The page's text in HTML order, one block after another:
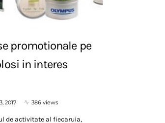
promotionale pe
in interes
2017 386 views
de activitate al fiecaruia,